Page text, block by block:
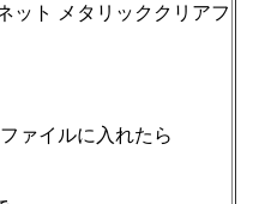
ット メタリッククリアフ
ァイルに入れたら